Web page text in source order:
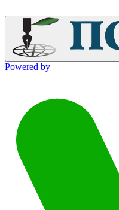
Powered by